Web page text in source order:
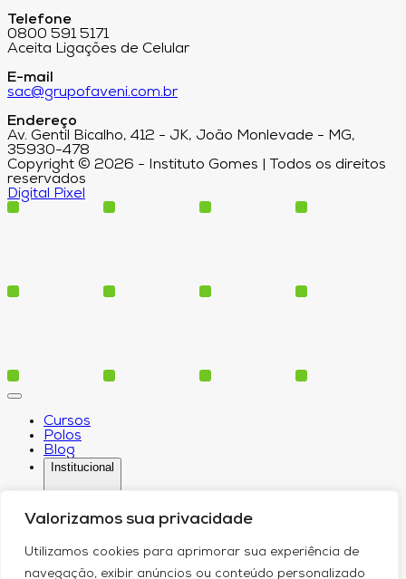
Valorizamos sua privacidade
Utilizamos cookies para aprimorar sua experiência de
navegação, exibir anúncios ou conteúdo personalizado
Telefone
0800 591 5171
Aceita Ligações de Celular
E-mail
sac@grupofaveni.com.br
Endereço
Av. Gentil Bicalho, 412 - JK, João Monlevade - MG,
35930-478
Copyright © 2026 - Instituto Gomes | Todos os direitos
reservados
Digital Pixel
Cursos
Polos
Blog
Institucional
Serviços
Conheça-nos